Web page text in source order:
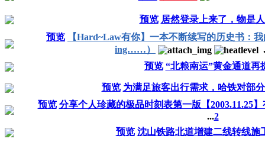
预览 居然登录上来了，物是
预览
【Hard~Law有你】一本不断续写的历史书：
ing……）
预览 “北粮南运”黄金通道再
预览 为满足旅客出行需求，哈铁对部
预览 分享个人珍藏的极品时刻表第一版【2003.11.25
...2
预览 沈山铁路北道增建二线转线施